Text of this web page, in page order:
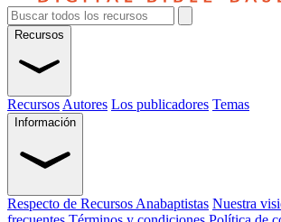
Recursos
Recursos Autores Los publicadores Temas
Información
Respecto de Recursos Anabaptistas Nuestra